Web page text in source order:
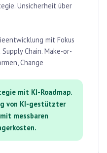
Unsicherheit über
mit Fokus
Chain. Make-or-
Change
mit KI-Roadmap.
von KI-gestützter
messbaren